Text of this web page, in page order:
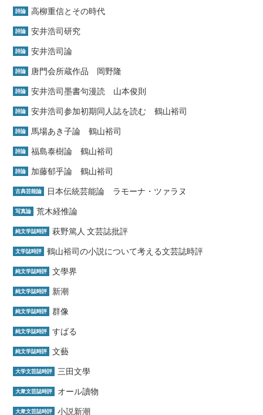
詩論 高柳重信とその時代
詩論 安井浩司研究
詩論 安井浩司論
詩論 唐門会所蔵作品 岡野隆
詩論 安井浩司墨書句漫読 山本俊則
詩論 安井浩司参加初期同人誌を読む 鶴山裕司
詩論 馬場あき子論 鶴山裕司
詩論 福島泰樹論 鶴山裕司
詩論 加藤郁乎論 鶴山裕司
古典芸能論 日本伝統芸能論 ラモーナ・ツァラヌ
写真論 荒木経惟論
純文学誌時評 萩野篤人 文芸誌批評
文学誌時評 鶴山裕司の小説について考える文芸誌時評
純文学誌時評 文學界
純文学誌時評 新潮
純文学誌時評 群像
純文学誌時評 すばる
純文学誌時評 文藝
大学文芸誌時評 三田文學
大衆文芸誌時評 オール讀物
大衆文芸誌時評 小説新潮